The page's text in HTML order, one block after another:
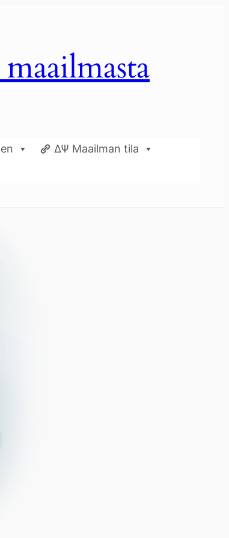
ΔΨ Maailman tila